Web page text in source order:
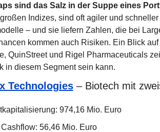
sind das Salz in der Suppe eines
Indizes, sind oft agiler und
– und sie liefern Zahlen, die bei
kommen auch Risiken. Ein Blick
QuinStreet und Rigel Pharmaceuticals
in diesem Segment sein kann.
Technologies – Biotech mit
974,16 Mio. Euro
56,46 Mio. Euro